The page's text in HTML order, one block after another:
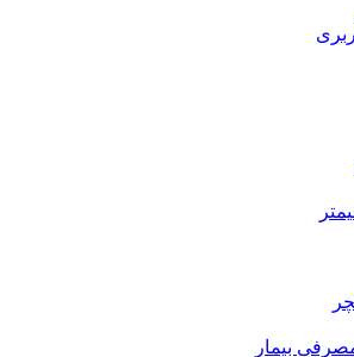
بیمار